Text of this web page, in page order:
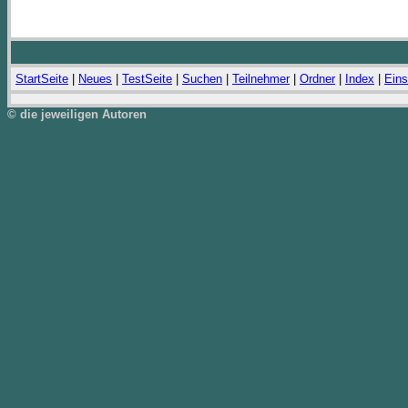
StartSeite Neues TestSeite Suchen Teilnehmer| Ordner| Index
© die jeweiligen Autoren